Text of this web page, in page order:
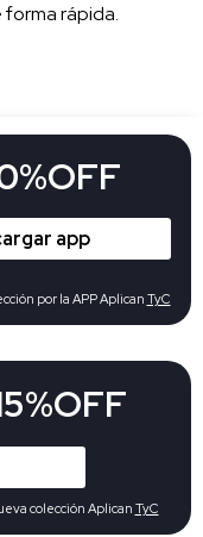
rápida.
colección Aplican TyC
app
por la APP Aplican TyC